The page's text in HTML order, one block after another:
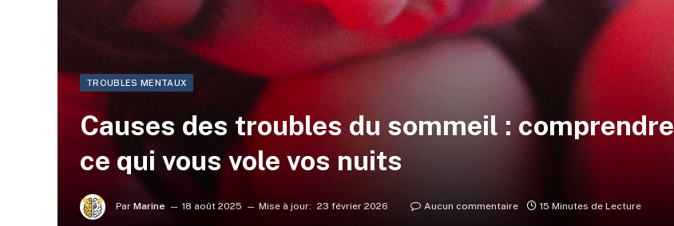
TROUBLES MENTAUX
Causes des troubles du sommeil : comprendre
ce qui vous vole vos nuits
Par Marine 18 août 2025 Mise à jour: 23 février 2026 Aucun commentaire 15 Minutes de Lecture